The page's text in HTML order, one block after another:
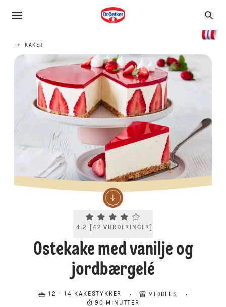
KAKER
Current rating 4.2. Click to rate.
4.2 [42 VURDERINGER
Ostekake med vanilje og
jordbærgelé
12 - 14 KAKESTYKKER
MIDDELS
90 MINUTTER